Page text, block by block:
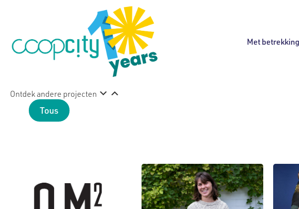
Met
Ontdek andere projecten
Tous